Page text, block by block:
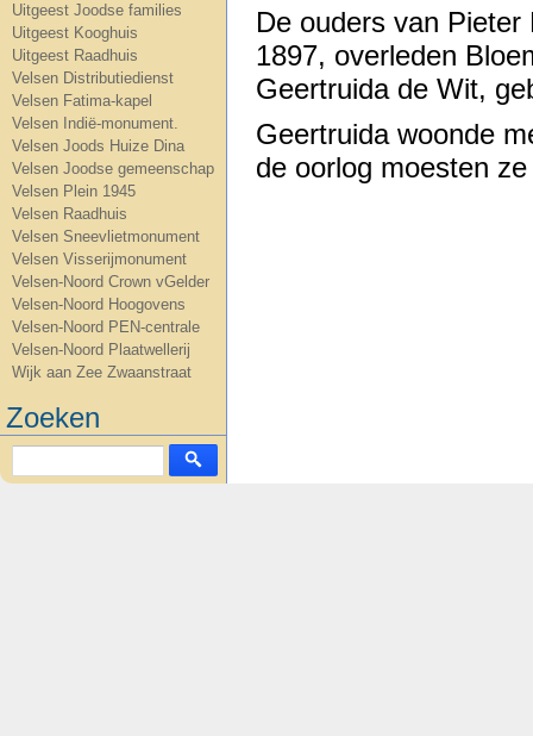
Uitgeest Joodse families
Uitgeest Kooghuis
Uitgeest Raadhuis
Velsen Distributiedienst
Velsen Fatima-kapel
Velsen Indië-monument.
Velsen Joods Huize Dina
Velsen Joodse gemeenschap
Velsen Plein 1945
Velsen Raadhuis
Velsen Sneevlietmonument
Velsen Visserijmonument
Velsen-Noord Crown vGelder
Velsen-Noord Hoogovens
Velsen-Noord PEN-centrale
Velsen-Noord Plaatwellerij
Wijk aan Zee Zwaanstraat
Zoeken
De ouders van
1897, overleden
Geertruida de Wit,
Geertruida woonde
de oorlog moesten